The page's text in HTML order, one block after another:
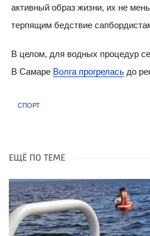
активный образ жизни, их не
терпящим бедствие
В целом, для водных процедур
В Самаре Волга прогреласьдо
СПОРТ
ЕЩЁ ПО ТЕМЕ